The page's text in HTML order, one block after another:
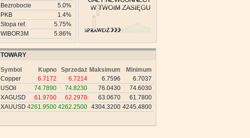
Bezrobocie
5.0%
PKB
1.4%
Stopa ref.
5.75%
WIBOR3M
5.86%
TOWARY
Symbol Kupno Sprzedaż Maksimum
Minimum
Copper
6.7172 6.7214 6.7596
6.7037
USOil
74.7890 74.8230 76.0430
74.6030
XAGUSD
61.9700 62.2970 63.0670
61.7800
XAUUSD 4261.9500 4262.2500 4304.3200 4245.4800